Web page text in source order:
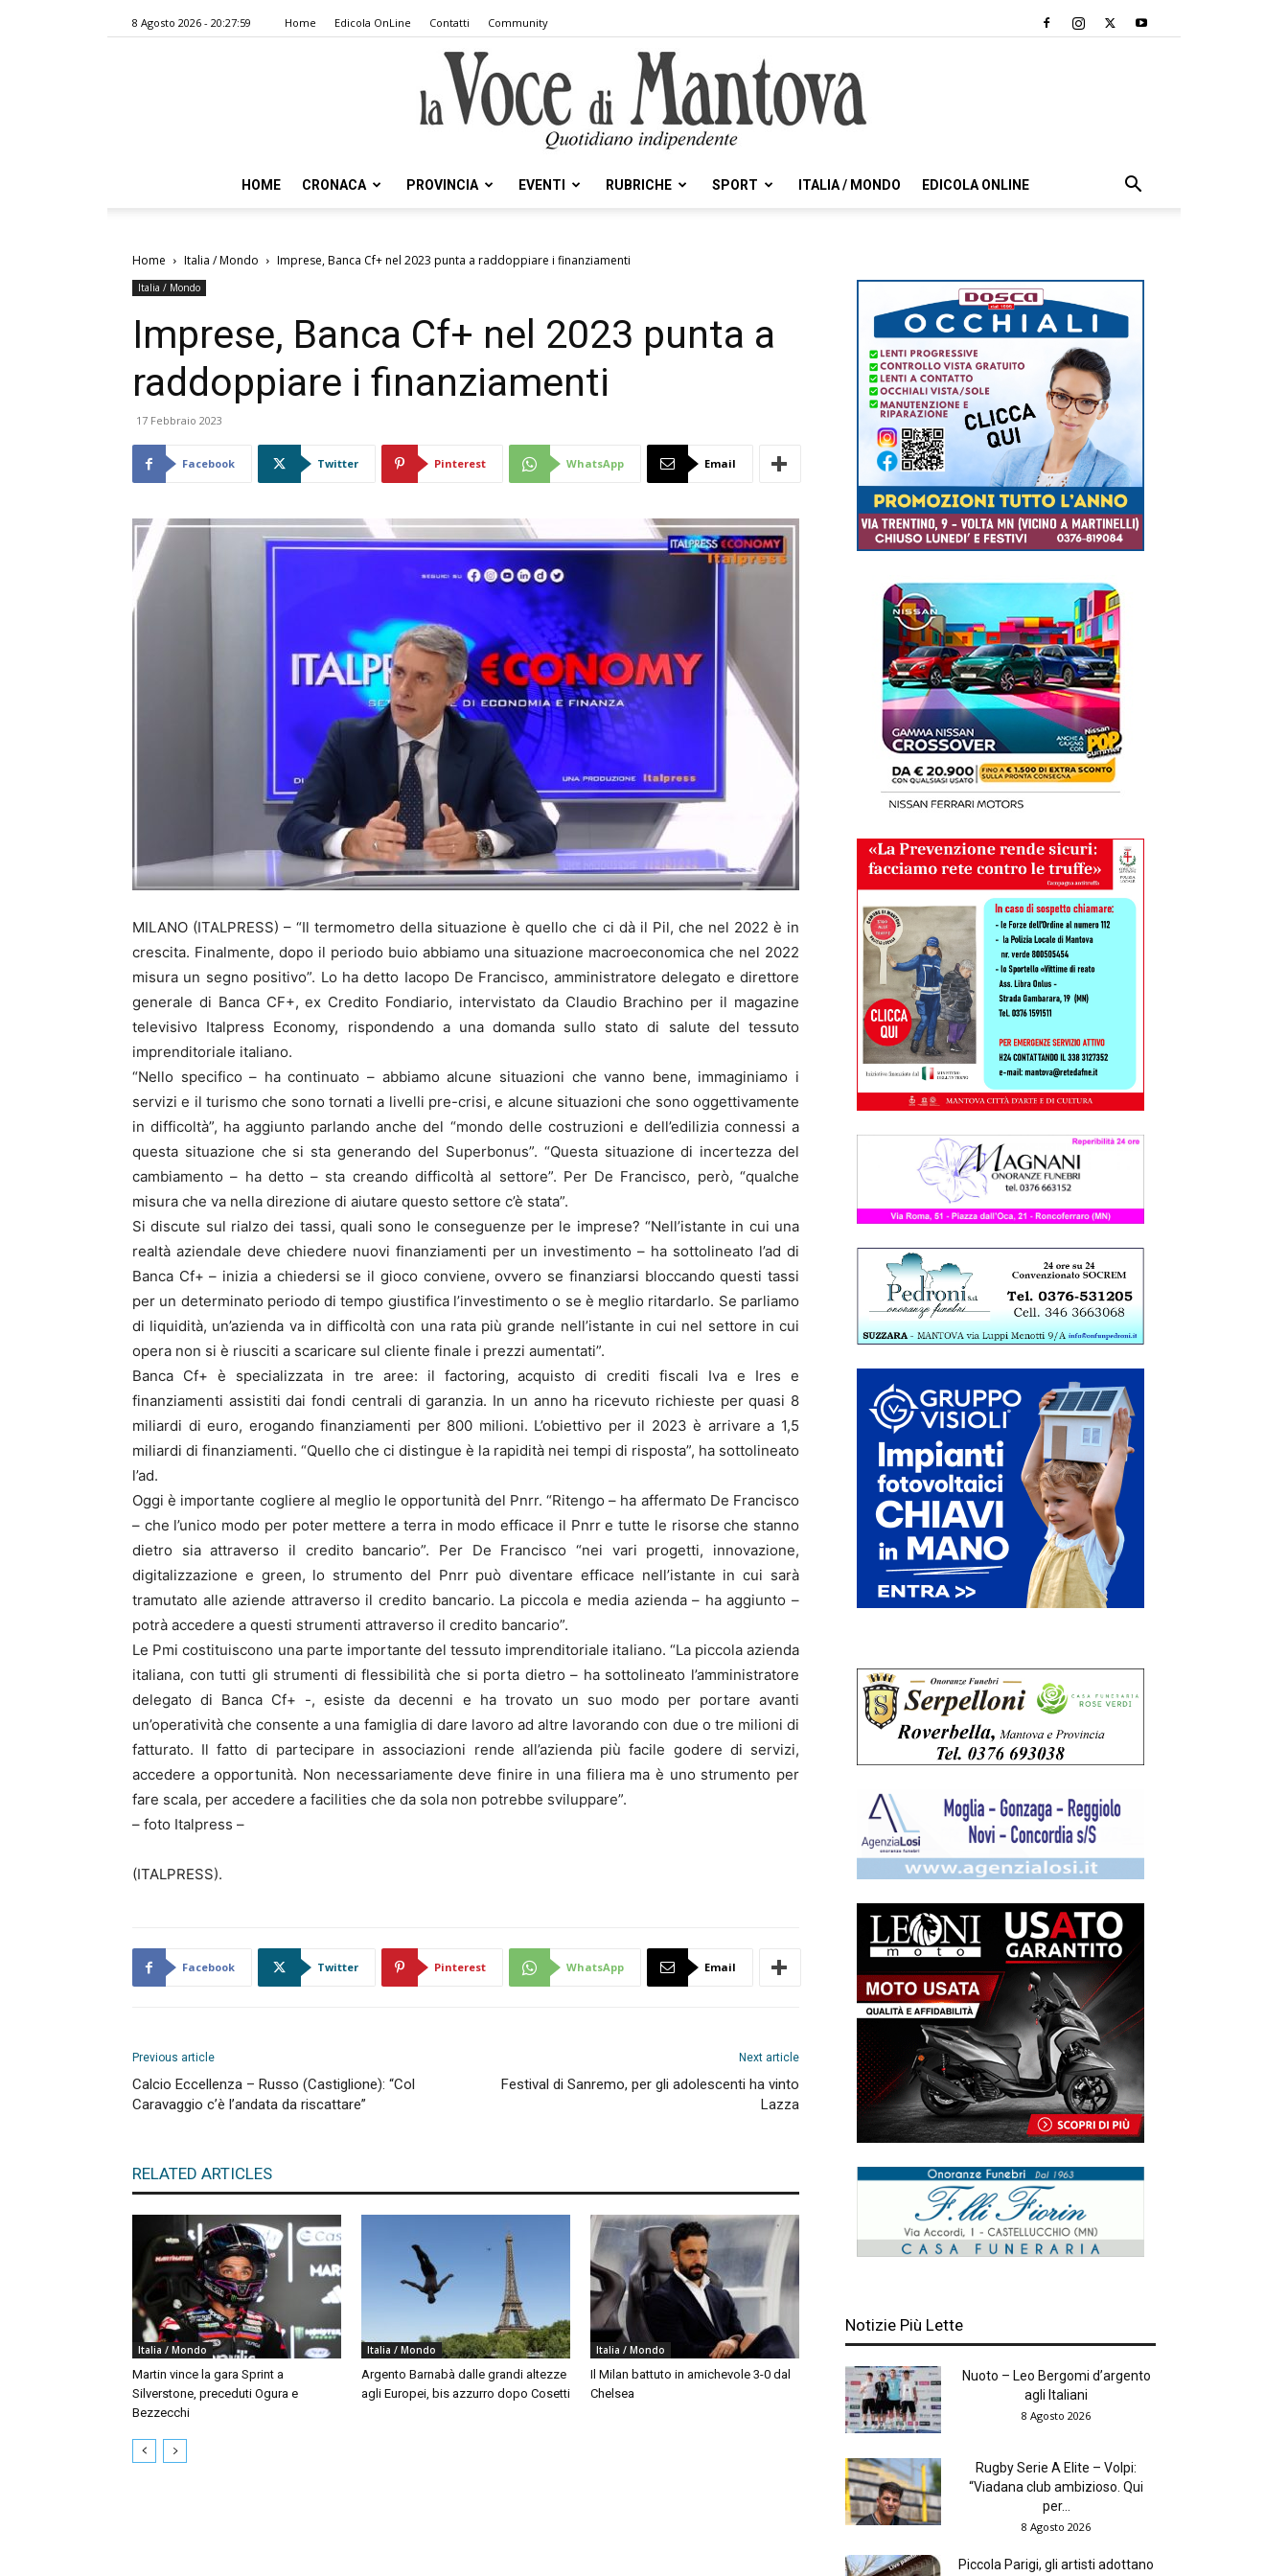
8 Agosto 2026 - 20:27:59 Home Edicola OnLine Contatti Community
Voce
HOME CRONACA PROVINCIA EVENTI RUBRICHE SPORT ITALIA / MONDO EDICOLA ONLINE
Home Italia / Mondo Imprese, Banca Cf+ nel 2023 punta a raddoppiare i finanziamenti
Italia / Mondo
Imprese, Banca Cf+ nel 2023 punta a
raddoppiare i finanziamenti
17 Febbraio 2023
Facebook Twitter Pinterest WhatsApp Email
MILANO (ITALPRESS) – “Il termometro della situazione è quello che ci dà il Pil, che nel 2022 è in
crescita. Finalmente, dopo il periodo buio abbiamo una situazione macroeconomica che nel 2022
misura un segno positivo”. Lo ha detto Iacopo De Francisco, amministratore delegato e direttore
generale di Banca CF+, ex Credito Fondiario, intervistato da Claudio Brachino per il magazine
televisivo Italpress Economy, rispondendo a una domanda sullo stato di salute del tessuto
imprenditoriale italiano.
“Nello specifico – ha continuato – abbiamo alcune situazioni che vanno bene, immaginiamo i
servizi e il turismo che sono tornati a livelli pre-crisi, e alcune situazioni che sono oggettivamente
in difficoltà”, ha aggiunto parlando anche del “mondo delle costruzioni e dell’edilizia connessi a
questa situazione che si sta generando del Superbonus”. “Questa situazione di incertezza del
cambiamento – ha detto – sta creando difficoltà al settore”. Per De Francisco, però, “qualche
misura che va nella direzione di aiutare questo settore c’è stata”.
Si discute sul rialzo dei tassi, quali sono le conseguenze per le imprese? “Nell’istante in cui una
realtà aziendale deve chiedere nuovi finanziamenti per un investimento – ha sottolineato l’ad di
Banca Cf+ – inizia a chiedersi se il gioco conviene, ovvero se finanziarsi bloccando questi tassi
per un determinato periodo di tempo giustifica l’investimento o se è meglio ritardarlo. Se parliamo
di liquidità, un’azienda va in difficoltà con una rata più grande nell’istante in cui nel settore in cui
opera non si è riusciti a scaricare sul cliente finale i prezzi aumentati”.
Banca Cf+ è specializzata in tre aree: il factoring, acquisto di crediti fiscali Iva e Ires e
finanziamenti assistiti dai fondi centrali di garanzia. In un anno ha ricevuto richieste per quasi 8
miliardi di euro, erogando finanziamenti per 800 milioni. L’obiettivo per il 2023 è arrivare a 1,5
miliardi di finanziamenti. “Quello che ci distingue è la rapidità nei tempi di risposta”, ha sottolineato
l’ad.
Oggi è importante cogliere al meglio le opportunità del Pnrr. “Ritengo – ha affermato De Francisco
– che l’unico modo per poter mettere a terra in modo efficace il Pnrr e tutte le risorse che stanno
dietro sia attraverso il credito bancario”. Per De Francisco “nei vari progetti, innovazione,
digitalizzazione e green, lo strumento del Pnrr può diventare efficace nell’istante in cui sarà
tramutato alle aziende attraverso il credito bancario. La piccola e media azienda – ha aggiunto –
potrà accedere a questi strumenti attraverso il credito bancario”.
Le Pmi costituiscono una parte importante del tessuto imprenditoriale italiano. “La piccola azienda
italiana, con tutti gli strumenti di flessibilità che si porta dietro – ha sottolineato l’amministratore
delegato di Banca Cf+ -, esiste da decenni e ha trovato un suo modo per portare avanti
un’operatività che consente a una famiglia di dare lavoro ad altre lavorando con due o tre milioni di
fatturato. Il fatto di partecipare in associazioni rende all’azienda più facile godere di servizi,
accedere a opportunità. Non necessariamente deve finire in una filiera ma è uno strumento per
fare scala, per accedere a facilities che da sola non potrebbe sviluppare”.
– foto Italpress –
(ITALPRESS).
Facebook Twitter Pinterest WhatsApp Email
Previous article
Calcio Eccellenza – Russo (Castiglione): “Col
Caravaggio c’è l’andata da riscattare”
Next article
Festival di Sanremo, per gli adolescenti ha vinto
Lazza
RELATED ARTICLES
Italia / Mondo
Martin vince la gara Sprint a
Silverstone, preceduti Ogura e
Bezzecchi
Italia / Mondo
Argento Barnabà dalle grandi altezze
agli Europei, bis azzurro dopo Cosetti
Italia / Mondo
Il Milan battuto in amichevole 3-0 dal
Chelsea
Notizie Più Lette
Nuoto – Leo Bergomi d’argento
agli Italiani
8 Agosto 2026
Rugby Serie A Elite – Volpi:
“Viadana club ambizioso. Qui
per...
8 Agosto 2026
Piccola Parigi, gli artisti adottano